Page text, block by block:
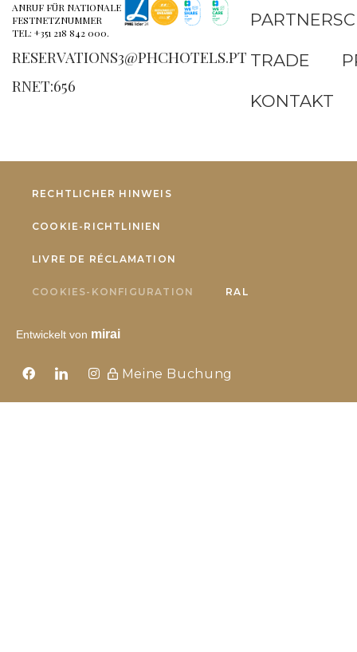
ANRUF FÜR NATIONALE
FESTNETZNUMMER
TEL: +351 218 842 000.
RESERVATIONS3@PHCHOTELS.PT
RNET:656
TRADE
KONTAKT
RECHTLICHER HINWEIS
COOKIE-RICHTLINIEN
LIVRE DE RÉCLAMATION
COOKIES-KONFIGURATION RAL
Entwickelt von mirai
Meine Buchung